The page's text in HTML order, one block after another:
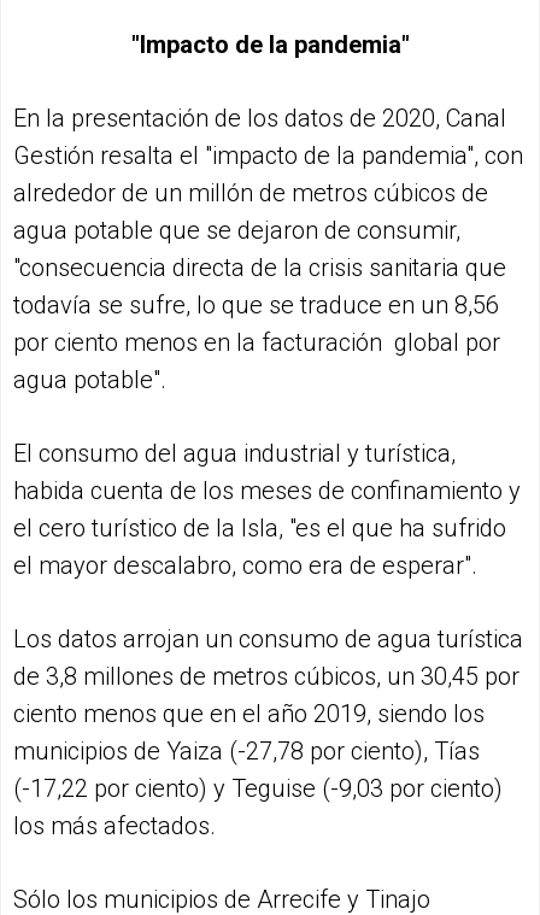
"Impacto de la pandemia"
En la presentación de los datos de 2020, Canal
Gestión resalta el "impacto de la pandemia", con
alrededor de un millón de metros cúbicos de
agua potable que se dejaron de consumir,
"consecuencia directa de la crisis sanitaria que
todavía se sufre, lo que se traduce en un 8,56
por ciento menos en la facturación global por
agua potable".
El consumo del agua industrial y turística,
habida cuenta de los meses de confinamiento y
el cero turístico de la Isla, "es el que ha sufrido
el mayor descalabro, como era de esperar".
Los datos arrojan un consumo de agua turística
de 3,8 millones de metros cúbicos, un 30,45 por
ciento menos que en el año 2019, siendo los
municipios de Yaiza (-27,78 por ciento), Tías
(-17,22 por ciento) y Teguise (-9,03 por ciento)
los más afectados.
Sólo los municipios de Arrecife y Tinajo